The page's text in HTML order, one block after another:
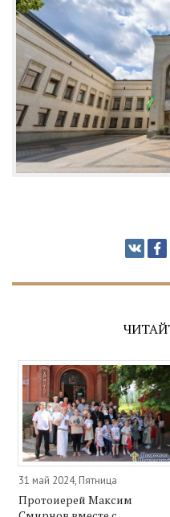
31 май 2024, Пятница
Протоиерей Максим